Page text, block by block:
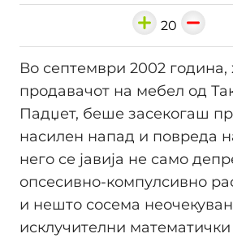
20
Во септември 2002 година,
продавачот на мебел од
Падџет, беше засекогаш
насилен напад и повреда
него се јавија не само
опсесивно-компулсивно
и нешто сосема
исклучителни